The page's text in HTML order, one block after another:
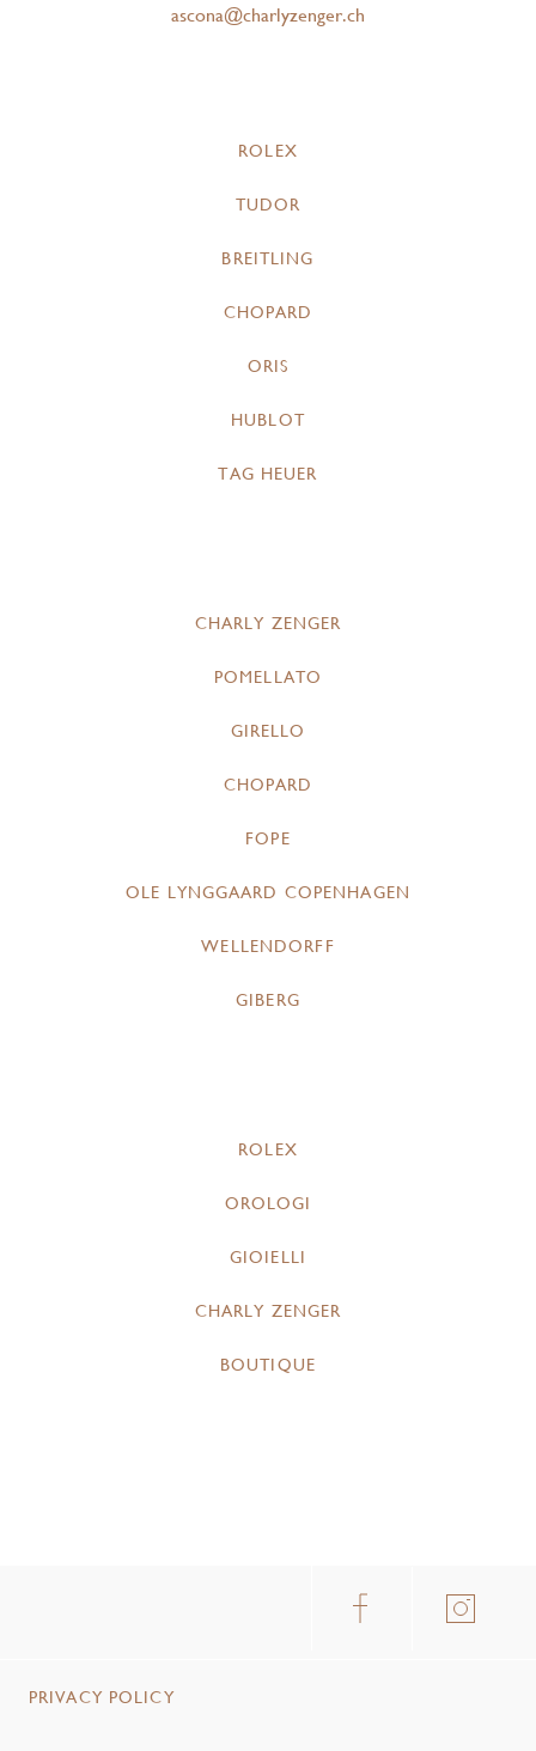
ascona@charlyzenger.ch
ROLEX
TUDOR
BREITLING
CHOPARD
ORIS
HUBLOT
TAG HEUER
CHARLY ZENGER
POMELLATO
GIRELLO
CHOPARD
FOPE
OLE LYNGGAARD COPENHAGEN
WELLENDORFF
GIBERG
ROLEX
OROLOGI
GIOIELLI
CHARLY ZENGER
BOUTIQUE
PRIVACY POLICY